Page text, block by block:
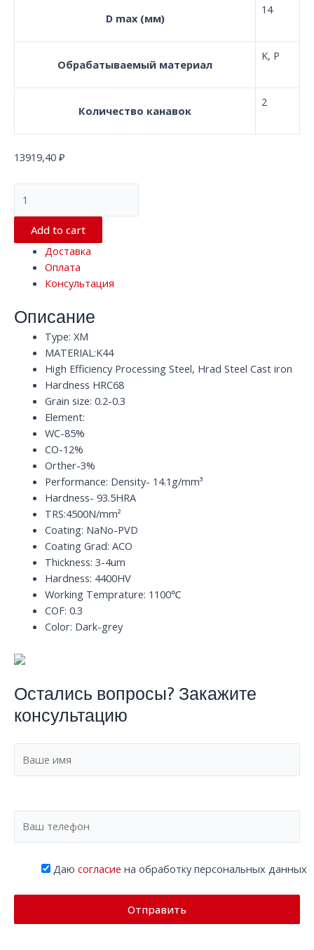
D max (мм)
14
Обрабатываемый материал
K, P
Количество канавок
2
13919,40 ₽
твердосплавная
концевая
фреза
канавками
XM
HRC68
quantity
Add to cart
Доставка
Оплата
Консультация
Описание
Type: XM
MATERIAL:K44
High Efficiency Processing Steel, Hrad Steel Cast iron
Hardness HRC68
Grain size: 0.2-0.3
Element:
WC-85%
CO-12%
Orther-3%
Performance: Density- 14.1g/mm³
Hardness- 93.5HRA
TRS:4500N/mm²
Coating: NaNo-PVD
Coating Grad: ACO
Thickness: 3-4um
Hardness: 4400HV
Working Temprature: 1100℃
COF: 0.3
Color: Dark-grey
Остались вопросы? Закажите
консультацию
Даю согласие на обработку персональных данных